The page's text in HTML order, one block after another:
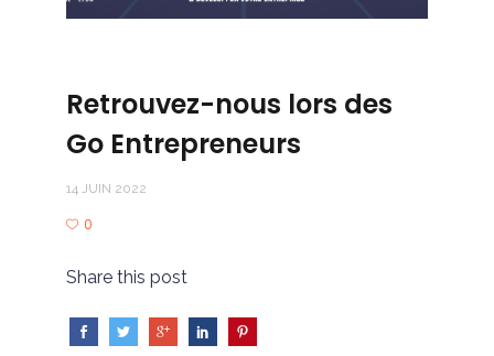
Retrouvez-nous lors des
Go Entrepreneurs
14 JUIN 2022
0
Share this post